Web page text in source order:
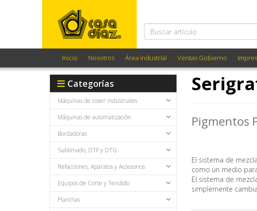
Inicio Nosotros Área industrial Ventas Gobierno
Categorías
Máquinas de coser industriales
Máquinas de automatización
Bordadoras
Sublimado, DTF y DTG
Refacciones, Aparatos y Accesorios
Equipos de Corte y Tendido
Planchas
Pigmentos
El sistema de
como un medio
El sistema de
simplemente